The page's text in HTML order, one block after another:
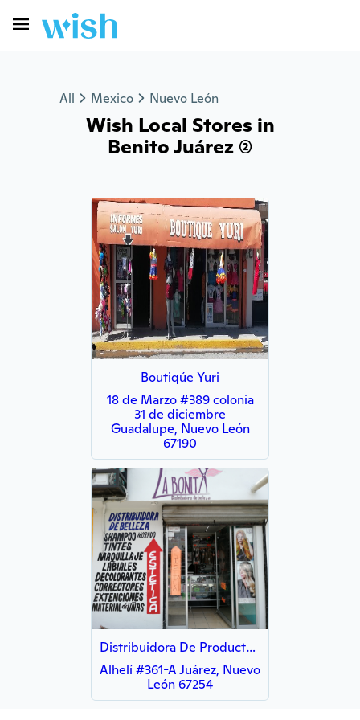
All Mexico Nuevo León
Wish Local Stores in
Benito Juárez (2)
Boutiqúe Yuri
18 de Marzo #389 colonia
31 de diciembre
Guadalupe, Nuevo León
67190
Distribuidora De Productos De Belleza La Bonita
Alhelí #361-A Juárez, Nuevo
León 67254